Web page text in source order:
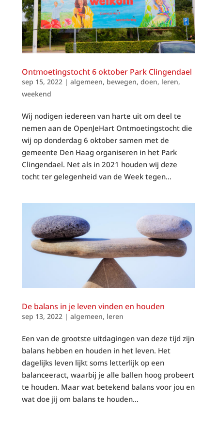
Ontmoetingstocht 6 oktober Park Clingendael
sep 15, 2022| algemeen, bewegen, doen, leren,
weekend
Wij nodigen iedereen van harte uit om deel te
nemen aan de OpenJeHart Ontmoetingstocht die
wij op donderdag 6 oktober samen met de
gemeente Den Haag organiseren in het Park
Clingendael. Net als in 2021 houden wij deze
tocht ter gelegenheid van de Week tegen...
De balans in je leven vinden en houden
sep 13, 2022| algemeen, leren
Een van de grootste uitdagingen van deze tijd zijn
balans hebben en houden in het leven. Het
dagelijks leven lijkt soms letterlijk op een
balanceeract, waarbij je alle ballen hoog probeert
te houden. Maar wat betekend balans voor jou en
wat doe jij om balans te houden...